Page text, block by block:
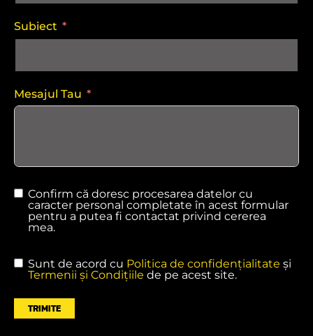
Subiect
Mesajul Tau
Confirm că doresc procesarea datelor cu
caracter personal completate în acest formular
pentru a putea fi contactat privind cererea
mea.
Sunt de acord cu Politica de confidențialitate și
Termenii și Condițiile de pe acest site.
TRIMITE